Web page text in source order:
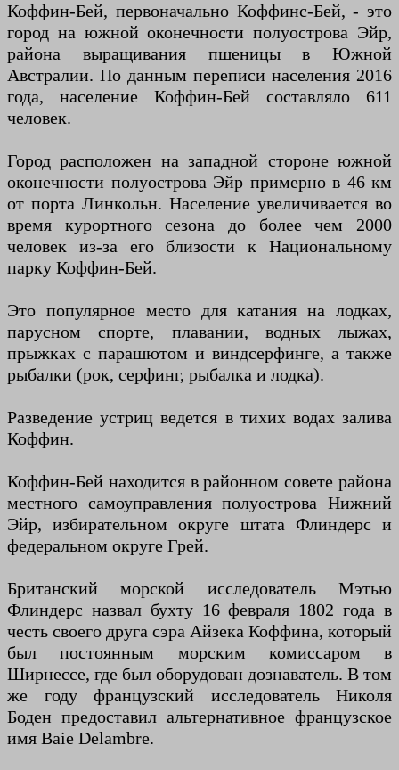
Коффин-Бей, первоначально Коффинс-Бей, - это
город на южной оконечности полуострова Эйр,
района выращивания пшеницы в Южной
Австралии. По данным переписи населения 2016
года, население Коффин-Бей составляло 611
человек.
Город расположен на западной стороне южной
оконечности полуострова Эйр примерно в 46 км
от порта Линкольн. Население увеличивается во
время курортного сезона до более чем 2000
человек из-за его близости к Национальному
парку Коффин-Бей.
Это популярное место для катания на лодках,
парусном спорте, плавании, водных лыжах,
прыжках с парашютом и виндсерфинге, а также
рыбалки (рок, серфинг, рыбалка и лодка).
Разведение устриц ведется в тихих водах залива
Коффин.
Коффин-Бей находится в районном совете района
местного самоуправления полуострова Нижний
Эйр, избирательном округе штата Флиндерс и
федеральном округе Грей.
Британский морской исследователь Мэтью
Флиндерс назвал бухту 16 февраля 1802 года в
честь своего друга сэра Айзека Коффина, который
был постоянным морским комиссаром в
Ширнессе, где был оборудован дознаватель. В том
же году французский исследователь Николя
Боден предоставил альтернативное французское
имя Baie Delambre.